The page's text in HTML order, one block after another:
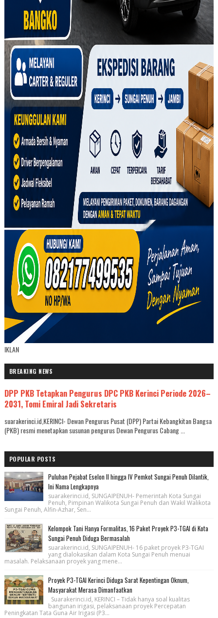
IKLAN
BREAKING NEWS
DPP PKB Tetapkan Pengurus DPC PKB Kerinci Periode 2026–
2031, Tomi Emiral Jadi Sekretaris
suarakerinci.id,KERINCI- Dewan Pengurus Pusat (DPP) Partai Kebangkitan Bangsa
(PKB) resmi menetapkan susunan pengurus Dewan Pengurus Cabang ...
POPULAR POSTS
Puluhan Pejabat Eselon II hingga IV Pemkot Sungai Penuh Dilantik,
Ini Nama Lengkapnya
suarakerinci.id, SUNGAIPENUH- Pemerintah Kota Sungai
Penuh, Pimpinan Walikota Sungai Penuh dan Wakil Walikota
Sungai Penuh, Alfin-Azhar, Sen...
Kelompok Tani Hanya Formalitas, 16 Paket Proyek P3-TGAI di Kota
Sungai Penuh Diduga Bermasalah
suarakerinci.id, SUNGAIPENUH- 16 paket proyek P3-TGAI
yang dialokasikan dalam Kota Sungai Penuh menuai
masalah. Pelaksanaan proyek yang mene...
Proyek P3-TGAI Kerinci Diduga Sarat Kepentingan Oknum,
Masyarakat Merasa Dimanfaatkan
Suarakerinci.id, KERINCI – Tidak hanya soal kualitas
bangunan irigasi, pelaksanaan proyek Percepatan
Peningkatan Tata Guna Air Irigasi (P3...